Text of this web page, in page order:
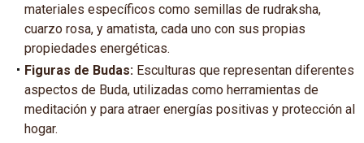
materiales específicos como semillas de rudraksha,
cuarzo rosa, y amatista, cada uno con sus propias
propiedades energéticas.
Figuras de Budas: Esculturas que representan diferentes
aspectos de Buda, utilizadas como herramientas de
meditación y para atraer energías positivas y protección al
hogar.